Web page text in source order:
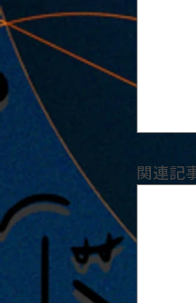
関連記